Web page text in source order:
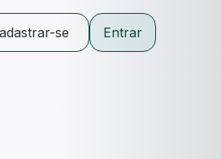
se Entrar